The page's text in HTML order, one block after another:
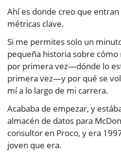
Ahí es donde creo que
métricas clave.
Si me permites solo un
pequeña historia sobre
por primera vez—dónde lo
primera vez—y por qué se
mí a lo largo de mi carrera.
Acababa de empezar, y
almacén de datos para
consultor en Proco, y era
joven que era.